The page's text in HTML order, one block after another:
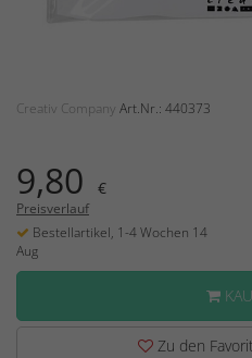
Creativ Company Art.Nr.: 440373
9,80 €
Preisverlauf
Bestellartikel, 1-4 Wochen 14
Aug
Zu den